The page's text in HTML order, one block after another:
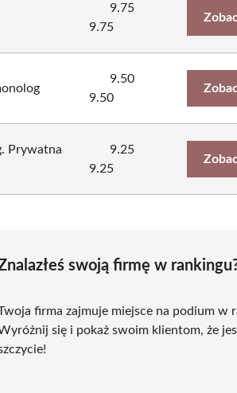
9.75
9.75
9.50
9.50
Prywatna
9.25
9.25
swoją firmę w
firma zajmuje miejsce na podium w
się i pokaż swoim klientom, że